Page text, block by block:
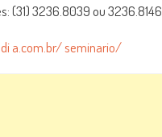
(31) 3236.8039 ou 3236.8146
a.com.br/ seminario/